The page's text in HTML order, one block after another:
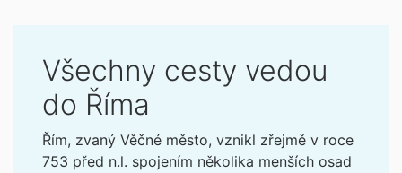
Všechny cesty vedou
do Říma
Řím, zvaný Věčné město, vznikl zřejmě v roce
753 před n.l. spojením několika menších osad